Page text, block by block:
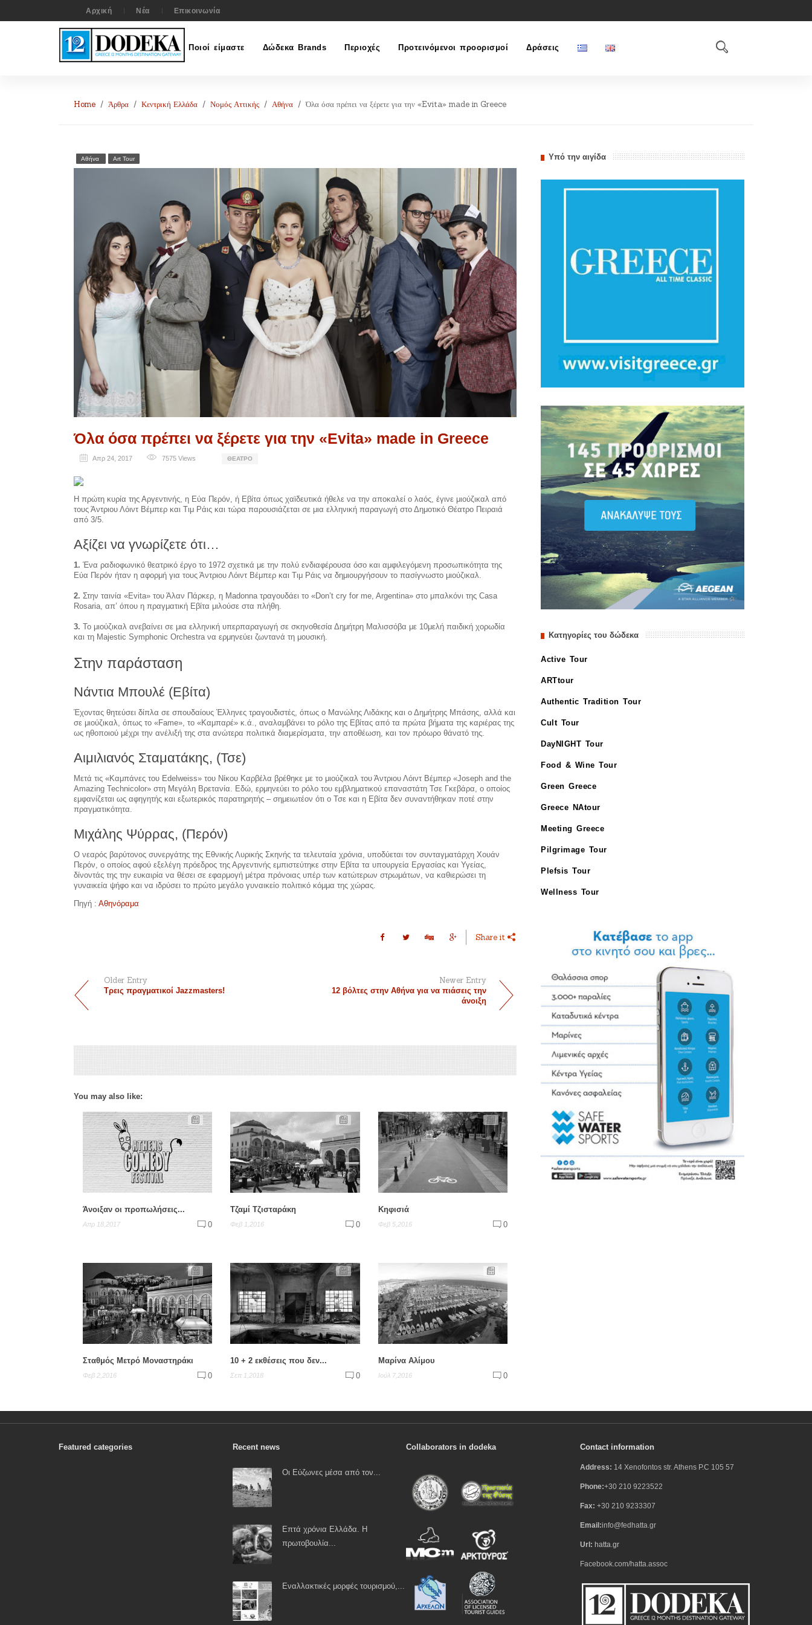
Αρχική Νέα Επικοινωνία
Ποιοί είμαστε Δώδεκα Brands Περιοχές Προτεινόμενοι προορισμοί Δράσεις
Home Άρθρα Κεντρική Ελλάδα Νομός Αττικής Αθήνα Όλα όσα πρέπει να ξέρετε για την «Evita» made in Greece
Αθήνα Art Tour
Όλα όσα πρέπει να ξέρετε για την «Evita» made in Greece
Απρ 24, 2017 7575 Views ΘΈΑΤΡΟ
Η πρώτη κυρία της Αργεντινής, η Εύα Περόν, ή Εβίτα όπως χαϊδευτικά ήθελε να την αποκαλεί ο λαός, έγινε μιούζικαλ από
τους Άντριου Λόιντ Βέμπερ και Τιμ Ράις και τώρα παρουσιάζεται σε μια ελληνική παραγωγή στο Δημοτικό Θέατρο Πειραιά
από 3/5.
Αξίζει να γνωρίζετε ότι…
1. Ένα ραδιοφωνικό θεατρικό έργο το 1972 σχετικά με την πολύ ενδιαφέρουσα όσο και αμφιλεγόμενη προσωπικότητα της
Εύα Περόν ήταν η αφορμή για τους Άντριου Λόιντ Βέμπερ και Τιμ Ράις να δημιουργήσουν το πασίγνωστο μιούζικαλ.
2. Στην ταινία «Evita» του Άλαν Πάρκερ, η Madonna τραγουδάει το «Don’t cry for me, Argentina» στο μπαλκόνι της Casa
Rosaria, απ’ όπου η πραγματική Εβίτα μιλούσε στα πλήθη.
3. Το μιούζικαλ ανεβαίνει σε μια ελληνική υπερπαραγωγή σε σκηνοθεσία Δημήτρη Μαλισσόβα με 10μελή παιδική χορωδία
και τη Majestic Symphonic Orchestra να ερμηνεύει ζωντανά τη μουσική.
Στην παράσταση
Νάντια Μπουλέ (Εβίτα)
Έχοντας θητεύσει δίπλα σε σπουδαίους Έλληνες τραγουδιστές, όπως ο Μανώλης Λιδάκης και ο Δημήτρης Μπάσης, αλλά και
σε μιούζικαλ, όπως το «Fame», το «Καμπαρέ» κ.ά., αναλαμβάνει το ρόλο της Εβίτας από τα πρώτα βήματα της καριέρας της
ως ηθοποιού μέχρι την ανέλιξή της στα ανώτερα πολιτικά διαμερίσματα, την αποθέωση, και τον πρόωρο θάνατό της.
Αιμιλιανός Σταματάκης, (Τσε)
Μετά τις «Καμπάνες του Edelweiss» του Νίκου Καρβέλα βρέθηκε με το μιούζικαλ του Άντριου Λόιντ Βέμπερ «Joseph and the
Amazing Technicolor» στη Μεγάλη Βρετανία. Εδώ, ερμηνεύει το ρόλο του εμβληματικού επαναστάτη Τσε Γκεβάρα, ο οποίος
εμφανίζεται ως αφηγητής και εξωτερικός παρατηρητής – σημειωτέον ότι ο Τσε και η Εβίτα δεν συναντήθηκαν ποτέ στην
πραγματικότητα.
Μιχάλης Ψύρρας, (Περόν)
Ο νεαρός βαρύτονος συνεργάτης της Εθνικής Λυρικής Σκηνής τα τελευταία χρόνια, υποδύεται τον συνταγματάρχη Χουάν
Περόν, ο οποίος αφού εξελέγη πρόεδρος της Αργεντινής εμπιστεύτηκε στην Εβίτα τα υπουργεία Εργασίας και Υγείας,
δίνοντάς της την ευκαιρία να θέσει σε εφαρμογή μέτρα πρόνοιας υπέρ των κατώτερων στρωμάτων, να καθιερώσει τη
γυναικεία ψήφο και να ιδρύσει το πρώτο μεγάλο γυναικείο πολιτικό κόμμα της χώρας.
Πηγή : Αθηνόραμα
Share it
Older Entry
Τρεις πραγματικοί Jazzmasters!
Newer Entry
12 βόλτες στην Αθήνα για να πιάσεις την
άνοιξη
You may also like:
Άνοιξαν οι προπωλήσεις...
Απρ 18,2017 0
Τζαμί Τζισταράκη
Φεβ 1,2016 0
Κηφισιά
Φεβ 5,2016 0
Σταθμός Μετρό Μοναστηράκι
Φεβ 2,2016 0
10 + 2 εκθέσεις που δεν...
Σεπ 1,2018 0
Μαρίνα Αλίμου
Ιούλ 7,2016 0
Υπό την αιγίδα
Κατηγορίες του δώδεκα
Active Tour
ARTtour
Authentic Tradition Tour
Cult Tour
DayNIGHT Tour
Food & Wine Tour
Green Greece
Greece NAtour
Meeting Greece
Pilgrimage Tour
Plefsis Tour
Wellness Tour
Featured categories Recent news
Οι Εύζωνες μέσα από τον...
Επτά χρόνια Ελλάδα. Η
πρωτοβουλία...
Εναλλακτικές μορφές τουρισμού,...
Collaborators in dodeka Contact information
Address: 14 Xenofontos str. Athens P.C 105 57
Phone:+30 210 9223522
Fax: +30 210 9233307
Email:info@fedhatta.gr
Url: hatta.gr
Facebook.com/hatta.assoc